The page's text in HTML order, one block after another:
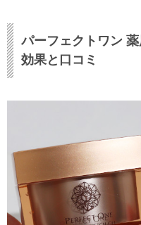
パーフェクトワン
効果と口コミ